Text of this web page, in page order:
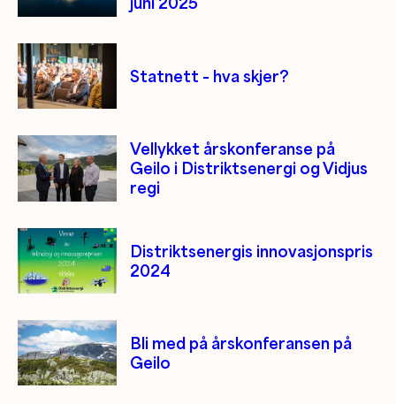
Statnett – hva skjer?
Vellykket årskonferanse på
Geilo i Distriktsenergi og Vidjus
regi
Distriktsenergis innovasjonspris
2024
Bli med på årskonferansen på
Geilo